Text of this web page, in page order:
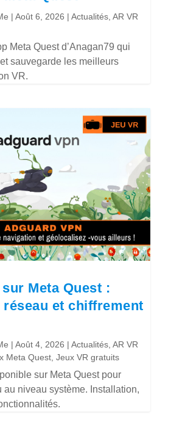
|Août 6, 2026 |Actualités ,AR VR
Meta Quest d’Anagan79 qui
sauvegarde les meilleurs
VR.
Meta Quest :
et chiffrement
|Août 4, 2026 |Actualités ,AR VR
Meta Quest ,Jeux VR gratuits
sur Meta Quest pour
au niveau système. Installation,